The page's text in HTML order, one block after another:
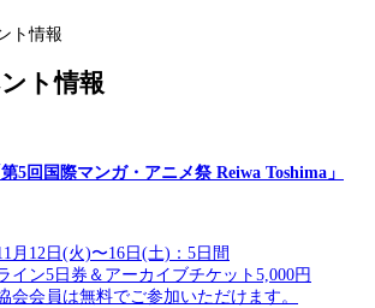
ト情報
ト情報
5回国際マンガ・アニメ祭 Reiwa Toshima」
月12日(火)〜16日(土)：5日間
イン5日券＆アーカイブチケット5,000円
会会員は無料でご参加いただけます。